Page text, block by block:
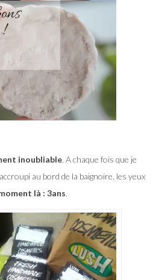
inoubliable. A chaque fois que je
au bord de la baignoire, les yeux
là : 3ans.